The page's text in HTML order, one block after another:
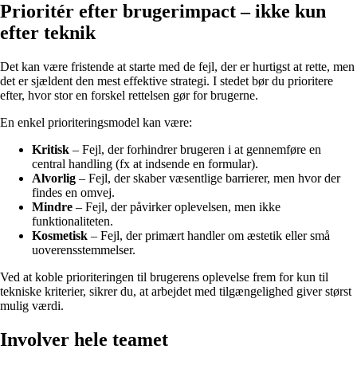
Prioritér efter brugerimpact – ikke kun
efter teknik
Det kan være fristende at starte med de fejl, der er hurtigst at rette, men
det er sjældent den mest effektive strategi. I stedet bør du prioritere
efter, hvor stor en forskel rettelsen gør for brugerne.
En enkel prioriteringsmodel kan være:
Kritisk – Fejl, der forhindrer brugeren i at gennemføre en
central handling (fx at indsende en formular).
Alvorlig – Fejl, der skaber væsentlige barrierer, men hvor der
findes en omvej.
Mindre – Fejl, der påvirker oplevelsen, men ikke
funktionaliteten.
Kosmetisk – Fejl, der primært handler om æstetik eller små
uoverensstemmelser.
Ved at koble prioriteringen til brugerens oplevelse frem for kun til
tekniske kriterier, sikrer du, at arbejdet med tilgængelighed giver størst
mulig værdi.
Involver hele teamet